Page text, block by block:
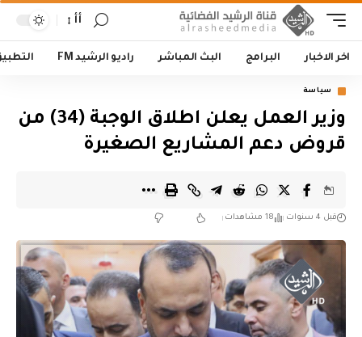
أأ
اخر الاخبار البرامج البث المباشر راديو الرشيد FM
سياسة
وزير العمل يعلن اطلاق الوجبة (34) من
قروض دعم المشاريع الصغيرة
قبل 4 سنوات 18 مشاهدات